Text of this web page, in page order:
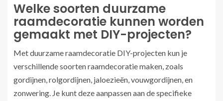
Welke soorten duurzame
raamdecoratie kunnen worden
gemaakt met DIY-projecten?
Met duurzame raamdecoratie DIY-projecten kun je
verschillende soorten raamdecoratie maken, zoals
gordijnen, rolgordijnen, jaloezieën, vouwgordijnen, en
zonwering. Je kunt deze aanpassen aan de specifieke